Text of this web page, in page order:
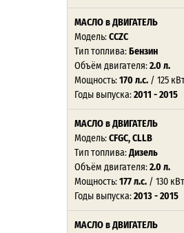
МАСЛО в ДВИГАТЕЛЬ
Модель:CCZC
Тип топлива:Бензин
Объём двигателя:2.0 л.
Мощность:170 л.с. / 125
Годы выпуска:2011 - 2015
МАСЛО в ДВИГАТЕЛЬ
Модель:CFGC, CLLB
Тип топлива:Дизель
Объём двигателя:2.0 л.
Мощность:177 л.с. / 130 кВт
Годы выпуска:2013 - 2015
МАСЛО в ДВИГАТЕЛЬ